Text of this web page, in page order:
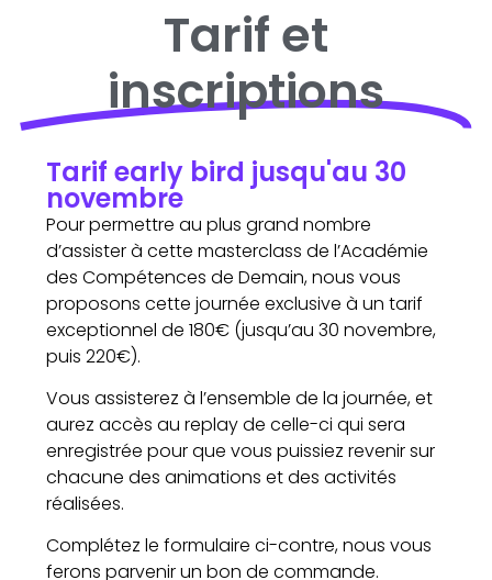
Tarif et
inscriptions
Tarif early bird jusqu'au 30
novembre
Pour permettre au plus grand nombre
d’assister à cette masterclass de l’Académie
des Compétences de Demain, nous vous
proposons cette journée exclusive à un tarif
exceptionnel de 180€ (jusqu’au 30 novembre,
puis 220€).
Vous assisterez à l’ensemble de la journée, et
aurez accès au replay de celle-ci qui sera
enregistrée pour que vous puissiez revenir sur
chacune des animations et des activités
réalisées.
Complétez le formulaire ci-contre, nous vous
ferons parvenir un bon de commande.